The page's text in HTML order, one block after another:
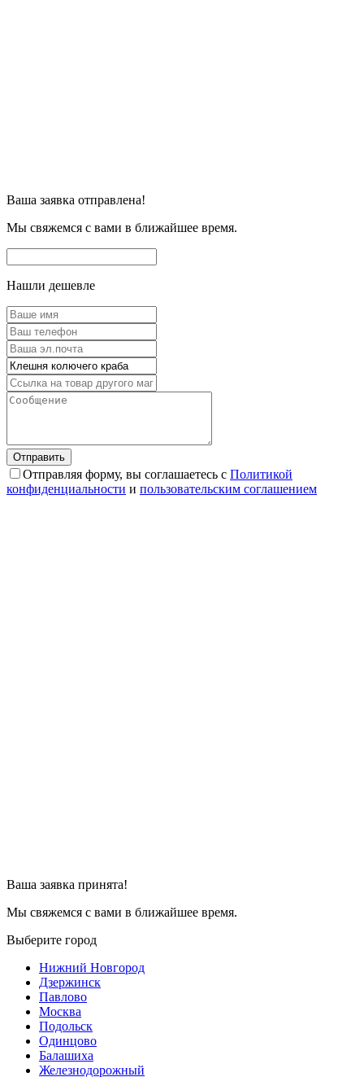
Ваша заявка отправлена!
Мы свяжемся с вами в ближайшее время.
Нашли дешевле
Отправляя форму, вы соглашаетесь с Политикой
конфиденциальности и пользовательским соглашением
Ваша заявка принята!
Мы свяжемся с вами в ближайшее время.
Выберите город
Нижний Новгород
Дзержинск
Павлово
Москва
Подольск
Одинцово
Балашиха
Железнодорожный